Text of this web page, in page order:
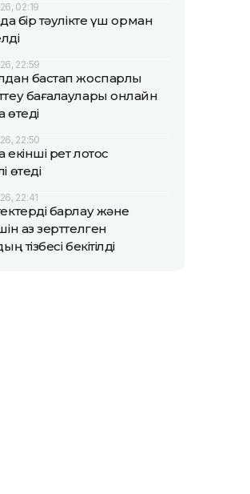
02:19
бір тәулікте үш орман
22:59
бастап жоспарлы
бағалаулары онлайн
өтеді
22:50
екінші рет лотос
өтеді
22:41
барлау және
аз зерттелген
тізбесі бекітілді